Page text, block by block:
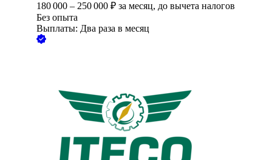
180 000 – 250 000 ₽ за месяц, до вычета налогов
Без опыта
Выплаты: Два раза в месяц